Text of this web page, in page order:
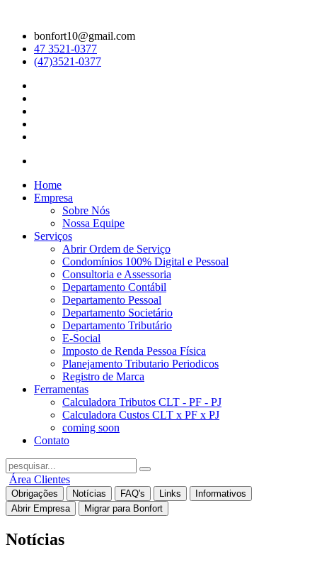
bonfort10@gmail.com
47 3521-0377
(47)3521-0377
Home
Empresa
Sobre Nós
Nossa Equipe
Serviços
Abrir Ordem de Serviço
Condomínios 100% Digital e Pessoal
Consultoria e Assessoria
Departamento Contábil
Departamento Pessoal
Departamento Societário
Departamento Tributário
E-Social
Imposto de Renda Pessoa Física
Planejamento Tributario Periodicos
Registro de Marca
Ferramentas
Calculadora Tributos CLT - PF - PJ
Calculadora Custos CLT x PF x PJ
coming soon
Contato
Área Clientes
Obrigações Notícias FAQ's Links
Informativos
Abrir Empresa
Migrar para Bonfort
Notícias